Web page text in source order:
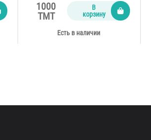
1000
TMT
В
корзину
Есть в наличии